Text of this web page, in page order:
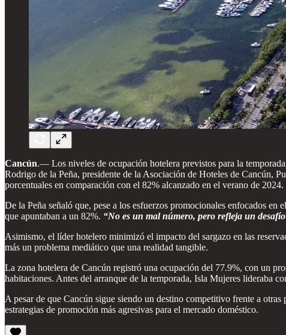
Cancún.— Los niveles de ocupación hotelera previstos para la
Rodrigo de la Peña, presidente de la Asociación de Hoteles de Cancún,
porcentuales en comparación con el 82% alcanzado en el verano de 2024.
De la Peña señaló que, pese a los esfuerzos promocionales enfocados
que apuntaban a un 82%. “No es un mal número, pero refleja un
Asimismo, el líder hotelero minimizó el impacto del sargazo en las
más un problema mediático que una realidad tangible.
La zona hotelera de Cancún registró una ocupación del 77.9%, con un
habitaciones. Antes del arranque de la temporada, Isla Mujeres lideraba
A pesar de que Cancún sigue siendo un destino competitivo frente a
estrategias de promoción más agresivas para el mercado doméstico.